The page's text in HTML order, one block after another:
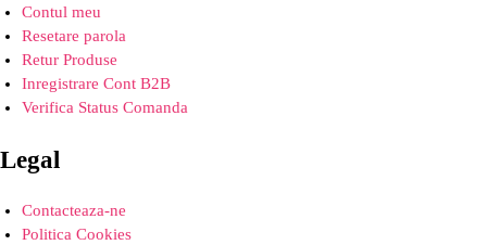
Contul meu
Resetare parola
Retur Produse
Inregistrare Cont B2B
Verifica Status Comanda
Legal
Contacteaza-ne
Politica Cookies